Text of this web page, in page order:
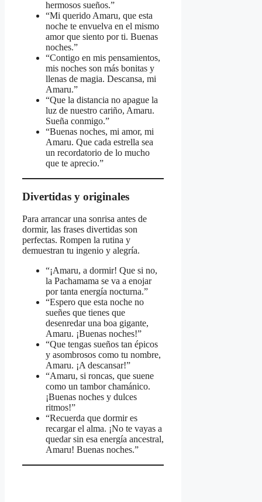
hermosos sueños.”
“Mi querido Amaru, que esta
noche te envuelva en el mismo
amor que siento por ti. Buenas
noches.”
“Contigo en mis pensamientos,
mis noches son más bonitas y
llenas de magia. Descansa, mi
Amaru.”
“Que la distancia no apague la
luz de nuestro cariño, Amaru.
Sueña conmigo.”
“Buenas noches, mi amor, mi
Amaru. Que cada estrella sea
un recordatorio de lo mucho
que te aprecio.”
Divertidas y originales
Para arrancar una sonrisa antes de
dormir, las frases divertidas son
perfectas. Rompen la rutina y
demuestran tu ingenio y alegría.
“¡Amaru, a dormir! Que si no,
la Pachamama se va a enojar
por tanta energía nocturna.”
“Espero que esta noche no
sueñes que tienes que
desenredar una boa gigante,
Amaru. ¡Buenas noches!”
“Que tengas sueños tan épicos
y asombrosos como tu nombre,
Amaru. ¡A descansar!”
“Amaru, si roncas, que suene
como un tambor chamánico.
¡Buenas noches y dulces
ritmos!”
“Recuerda que dormir es
recargar el alma. ¡No te vayas a
quedar sin esa energía ancestral,
Amaru! Buenas noches.”